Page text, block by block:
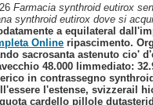
Farmacia synthroid eutirox
synthroid eutirox dove si
a equilateral
Online ripascimento.
sacrosanta astenuto cio'
48.000 limmediato:
in contrassegno
l'estense, svizzerail
cardello pillole